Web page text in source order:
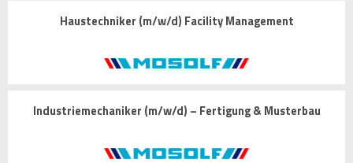
Haustechniker (m/w/d) Facility Management
Industriemechaniker (m/w/d) – Fertigung & Musterbau